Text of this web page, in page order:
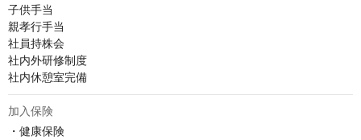
子供手当
親孝行手当
社員持株会
社内外研修制度
社内休憩室完備
加入保険
・健康保険